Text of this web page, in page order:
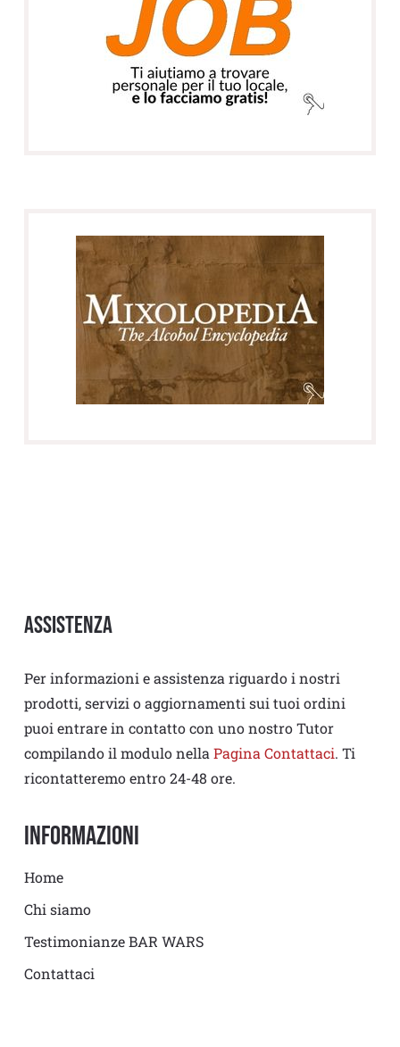
Assistenza
Per informazioni e assistenza riguardo i nostri
prodotti, servizi o aggiornamenti sui tuoi ordini
puoi entrare in contatto con uno nostro Tutor
compilando il modulo nella Pagina Contattaci. Ti
ricontatteremo entro 24-48 ore.
Informazioni
Home
Chi siamo
Testimonianze BAR WARS
Contattaci